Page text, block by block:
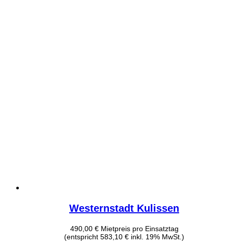
Westernstadt Kulissen
490,00 €Mietpreis pro Einsatztag
(entspricht 583,10 € inkl. 19% MwSt.)